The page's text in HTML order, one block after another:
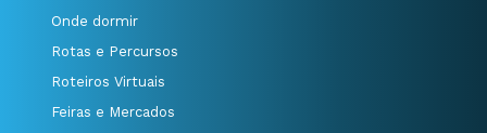
Onde dormir
Rotas e Percursos
Roteiros Virtuais
Feiras e Mercados